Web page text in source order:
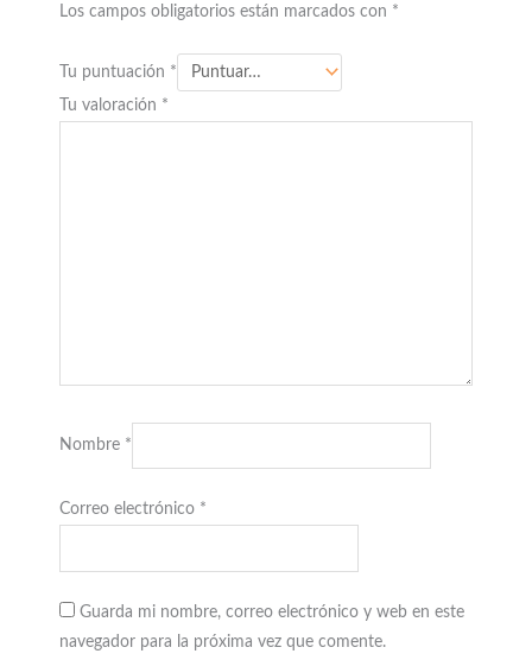
Los campos obligatorios están marcados con *
Tu puntuación *
Tu valoración *
Nombre *
Correo electrónico *
Guarda mi nombre, correo electrónico y web en este
navegador para la próxima vez que comente.